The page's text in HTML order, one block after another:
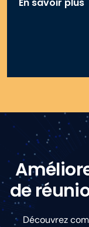
En savoir plus
de
Découvrez